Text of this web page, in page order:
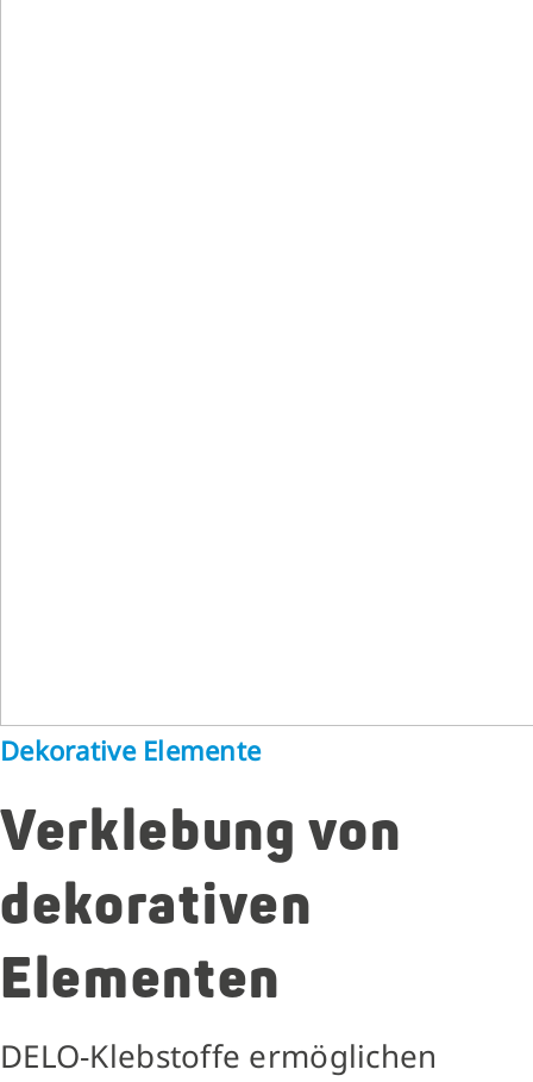
Dekorative Elemente
Verklebung von
dekorativen
Elementen
DELO-Klebstoffe ermöglichen